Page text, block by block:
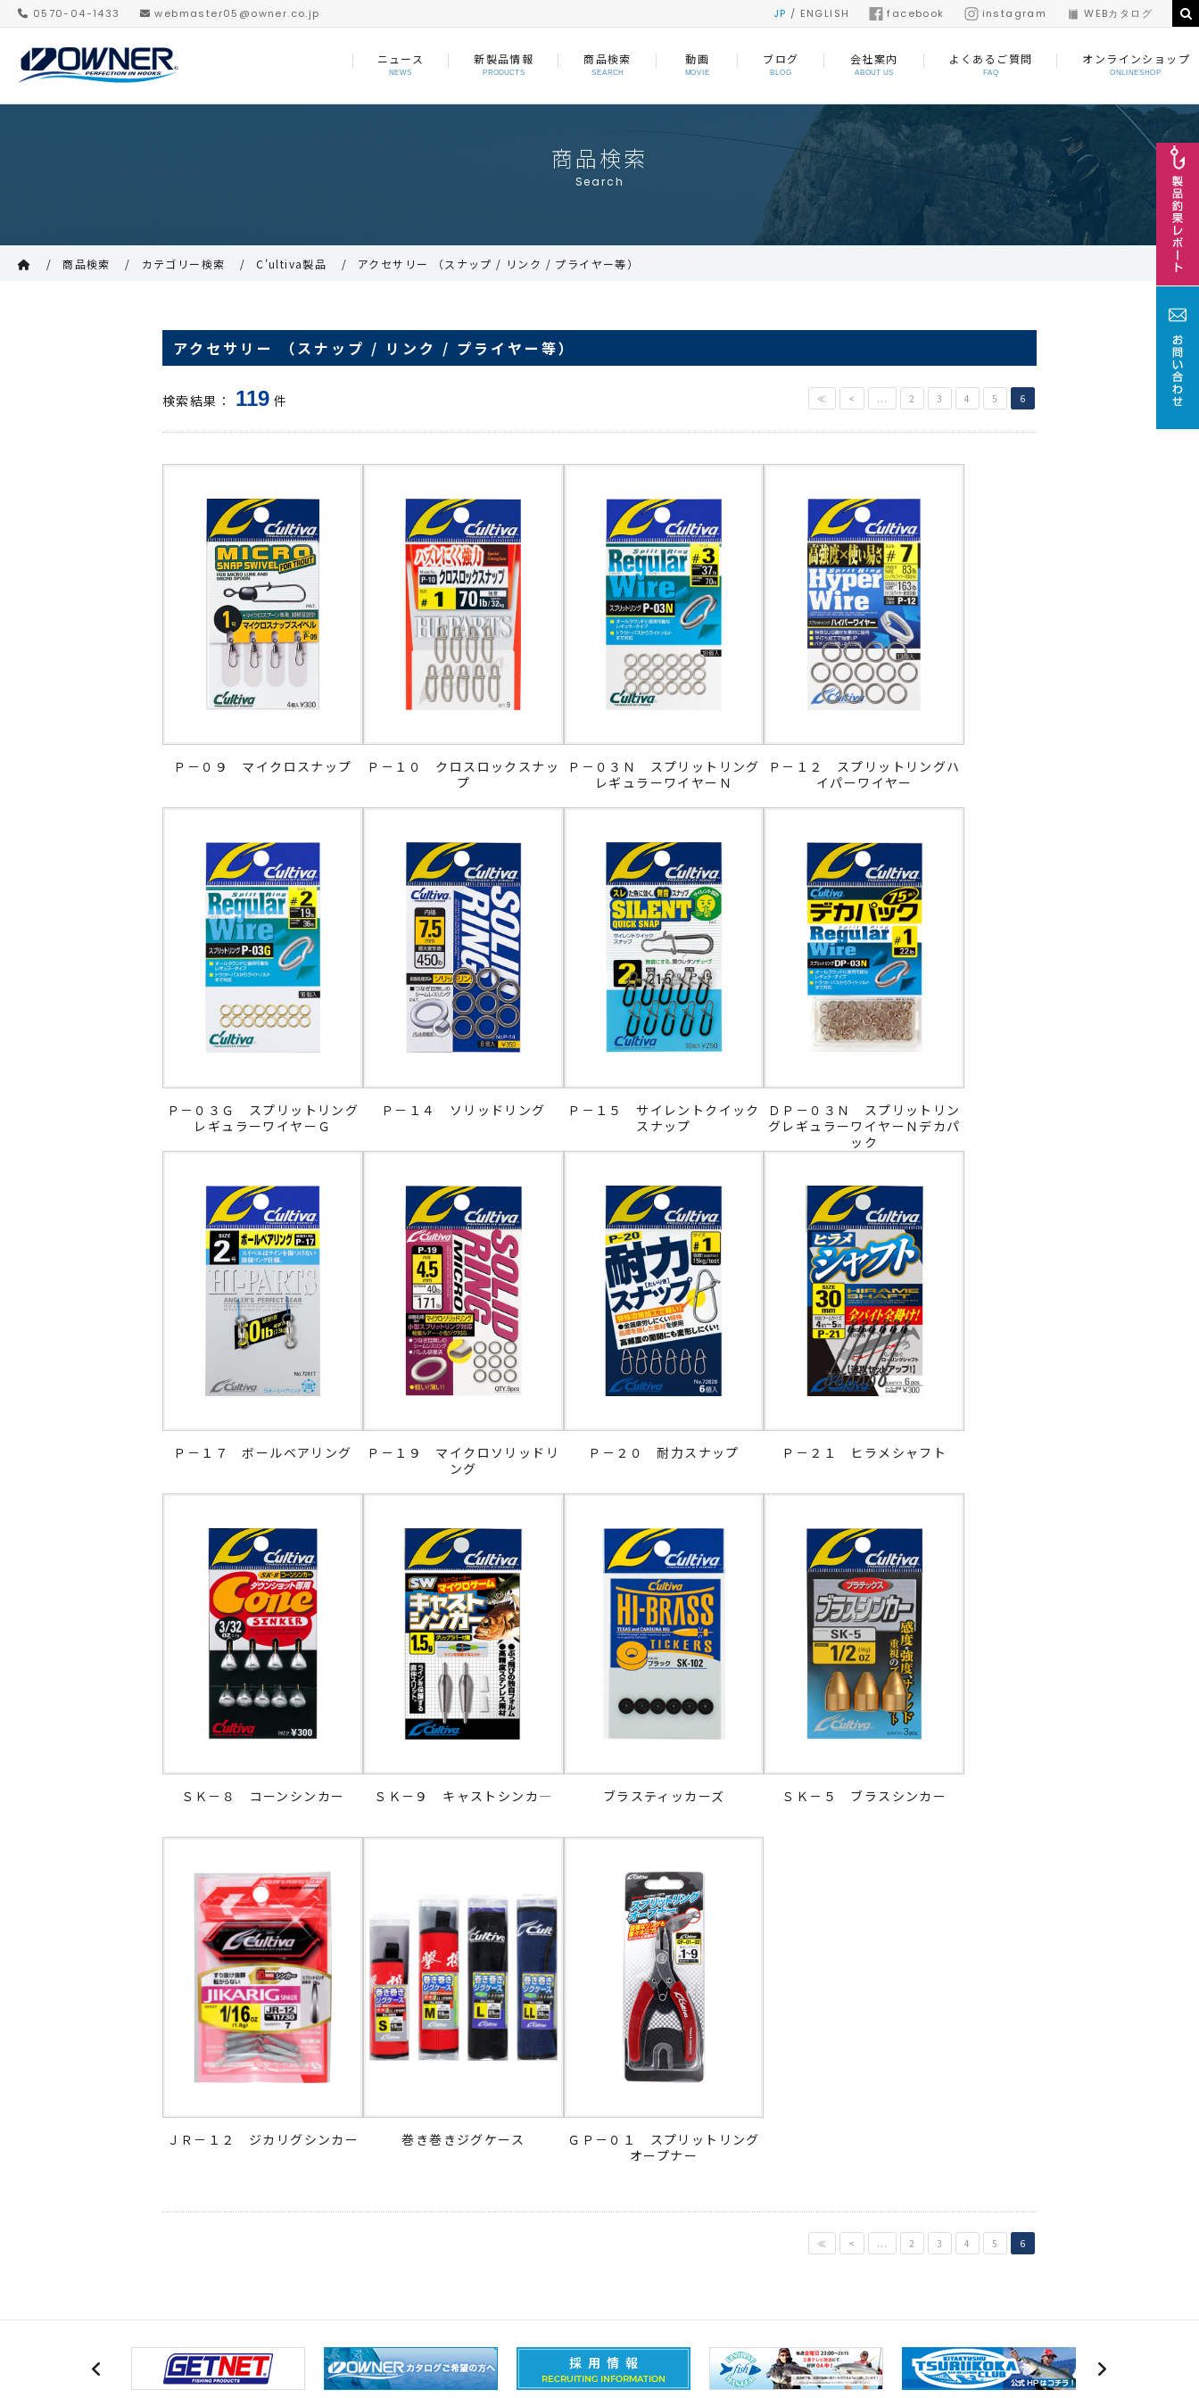
0570-04-1433 webmaster05@owner.co.jp JP / ENGLISH facebook instagram WEBカタログ
ニュース
NEWS
新製品情報
PRODUCTS
商品検索
SEARCH
動画
MOVIE
ブログ
BLOG
会社案内
ABOUT US
よくあるご質問
FAQ
オンラインショップ
ONLINESHOP
商品検索
Search
商品検索 カテゴリー検索 C'ultiva製品 アクセサリー （スナップ / リンク / プライヤー等）
アクセサリー （スナップ / リンク / プライヤー等）
検索結果： 119 件 ≪ < ... 2 3 4 5 6
Ｐ－０９ マイクロスナップ
Ｐ－１０ クロスロックスナッ
プ
Ｐ－０３Ｎ スプリットリング
レギュラーワイヤーＮ
Ｐ－１２ スプリットリングハ
イパーワイヤー
Ｐ－０３Ｇ スプリットリング
レギュラーワイヤーＧ
Ｐ－１４ ソリッドリング
Ｐ－１５ サイレントクイック
スナップ
ＤＰ－０３Ｎ スプリットリン
グレギュラーワイヤーＮデカパ
ック
Ｐ－１７ ボールベアリング
Ｐ－１９ マイクロソリッドリ
ング
Ｐ－２０ 耐力スナップ Ｐ－２１ ヒラメシャフト
ＳＫ－８ コーンシンカー ＳＫ－９ キャストシンカ― ブラスティッカーズ ＳＫ－５ ブラスシンカー
ＪＲ－１２ ジカリグシンカー 巻き巻きジグケース
ＧＰ－０１ スプリットリング
オープナー
≪ < ... 2 3 4 5 6